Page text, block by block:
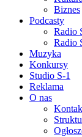
Biznes
Podcasty
Radio
Radio
Muzyka
Konkursy
Studio S-1
Reklama
O nas